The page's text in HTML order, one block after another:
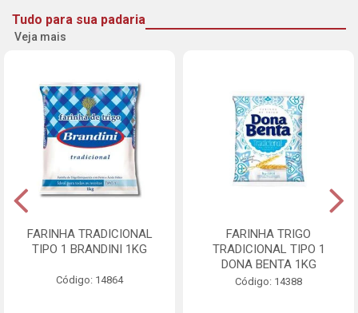
Tudo para sua padaria
Veja mais
FARINHA TRADICIONAL
TIPO 1 BRANDINI 1KG
Código: 14864
FARINHA TRIGO
TRADICIONAL TIPO 1
DONA BENTA 1KG
Código: 14388